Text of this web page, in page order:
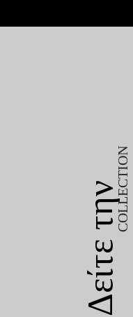
Δείτε τηνCOLLECTION
Δείτε τηνCOLLECTION